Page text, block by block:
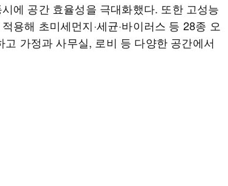
에 공간 효율성을 극대화했다. 또한 고성능
용해 초미세먼지·세균·바이러스 등 28종 오
가정과 사무실, 로비 등 다양한 공간에서